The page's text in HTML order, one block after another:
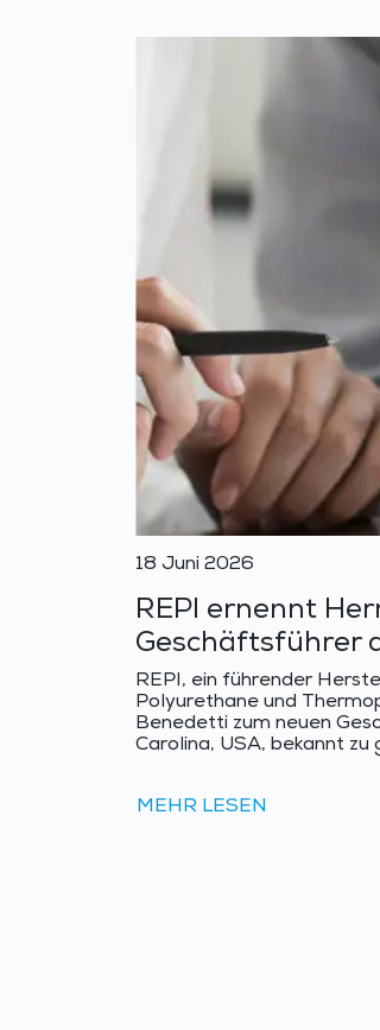
18 Juni 2026
REPI ernennt
Geschäftsführer
REPI, ein führender
Polyurethane und
Benedetti zum neuen
Carolina, USA, bekannt
MEHR LESEN